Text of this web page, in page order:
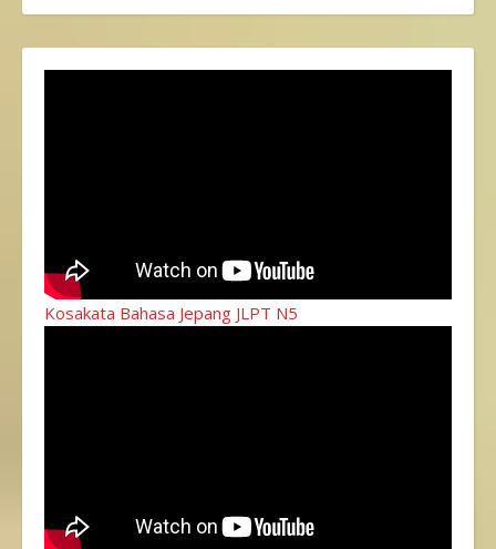
Kosakata Bahasa Jepang JLPT N5